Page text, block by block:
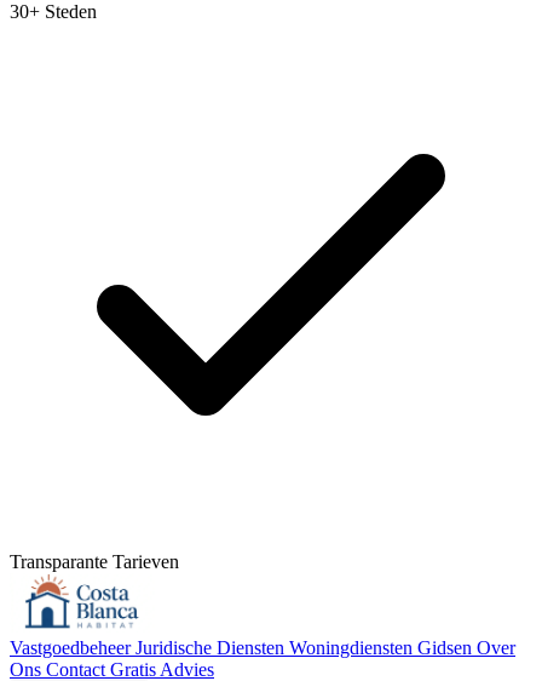
30+ Steden
Transparante Tarieven
VastgoedbeheerJuridische Diensten Woningdiensten Gidsen Over
Ons Contact Gratis Advies